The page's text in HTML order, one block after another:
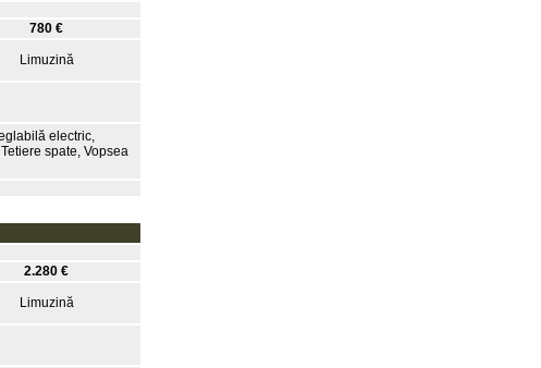
780 €
Limuzină
electric,
spate, Vopsea
2.280 €
Limuzină